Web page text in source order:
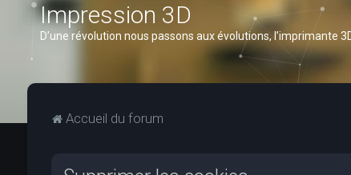
Impression 3D
D’une révolution nous passons aux évolutions,
Accueil du forum